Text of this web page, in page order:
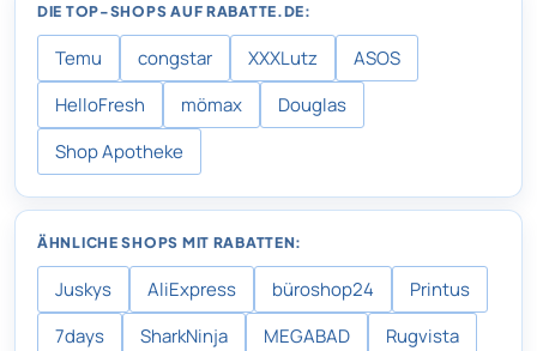
DIE TOP-SHOPS AUF RABATTE.DE:
Temu congstar XXXLutz
ASOS
HelloFresh
mömax
Douglas
Shop Apotheke
ÄHNLICHE SHOPS MIT RABATTEN:
Juskys AliExpress büroshop24
Printus
7days
SharkNinja MEGABAD
Rugvista